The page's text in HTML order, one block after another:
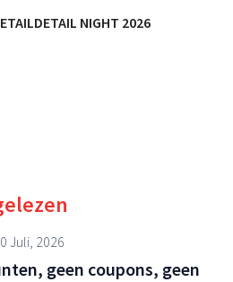
NIGHT 2026
Juli, 2026
geen coupons, geen